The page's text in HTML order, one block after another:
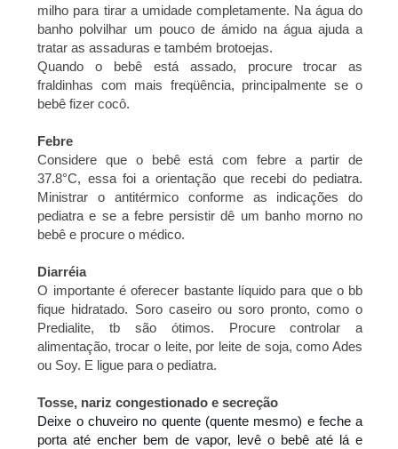
milho para tirar a umidade completamente. Na água do
banho polvilhar um pouco de ámido na água ajuda a
tratar as assaduras e também brotoejas.
Quando o bebê está assado, procure trocar as
fraldinhas com mais freqüência, principalmente se o
bebê fizer cocô.
Febre
Considere que o bebê está com febre a partir de
37.8°C, essa foi a orientação que recebi do pediatra.
Ministrar o antitérmico conforme as indicações do
pediatra e se a febre persistir dê um banho morno no
bebê e procure o médico.
Diarréia
O importante é oferecer bastante líquido para que o bb
fique hidratado. Soro caseiro ou soro pronto, como o
Predialite, tb são ótimos. Procure controlar a
alimentação, trocar o leite, por leite de soja, como Ades
ou Soy. E ligue para o pediatra.
Tosse, nariz congestionado e secreção
Deixe o chuveiro no quente (quente mesmo) e feche a
porta até encher bem de vapor, levê o bebê até lá e